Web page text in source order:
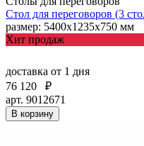
Стол для переговоров (3
размер: 5400х1235х750 мм
Хит продаж
доставка от 1 дня
76 120
₽
арт. 9012671
В корзину